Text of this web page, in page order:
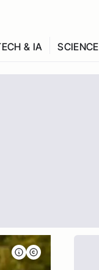
& IA SCIENCE